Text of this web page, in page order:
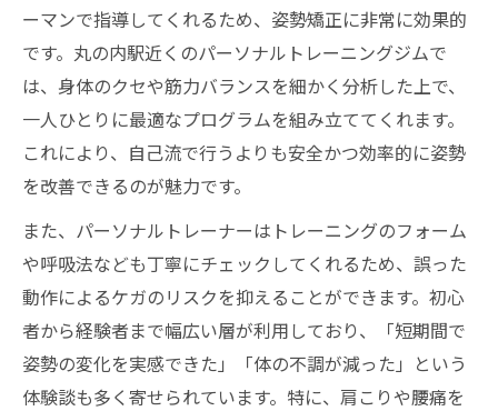
ーマンで指導してくれるため、姿勢矯正に非常に効果的
です。丸の内駅近くのパーソナルトレーニングジムで
は、身体のクセや筋力バランスを細かく分析した上で、
一人ひとりに最適なプログラムを組み立ててくれます。
これにより、自己流で行うよりも安全かつ効率的に姿勢
を改善できるのが魅力です。
また、パーソナルトレーナーはトレーニングのフォーム
や呼吸法なども丁寧にチェックしてくれるため、誤った
動作によるケガのリスクを抑えることができます。初心
者から経験者まで幅広い層が利用しており、「短期間で
姿勢の変化を実感できた」「体の不調が減った」という
体験談も多く寄せられています。特に、肩こりや腰痛を